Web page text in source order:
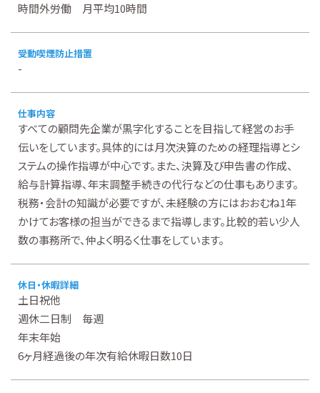
時間外労働 月平均10時間
受動喫煙防止措置
-
仕事内容
すべての顧問先企業が黒字化することを目指して経営のお手
伝いをしています。具体的には月次決算のための経理指導とシ
ステムの操作指導が中心です。また、決算及び申告書の作成、
給与計算指導、年末調整手続きの代行などの仕事もあります。
税務・会計の知識が必要ですが、未経験の方にはおおむね1年
かけてお客様の担当ができるまで指導します。比較的若い少人
数の事務所で、仲よく明るく仕事をしています。
休日・休暇詳細
土日祝他
週休二日制 毎週
年末年始
6ヶ月経過後の年次有給休暇日数10日